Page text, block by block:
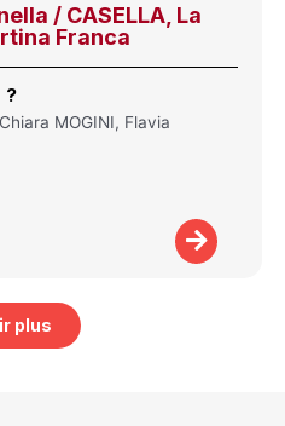
/ CASELLA, La
Franca
?
MOGINI, Flavia
plus